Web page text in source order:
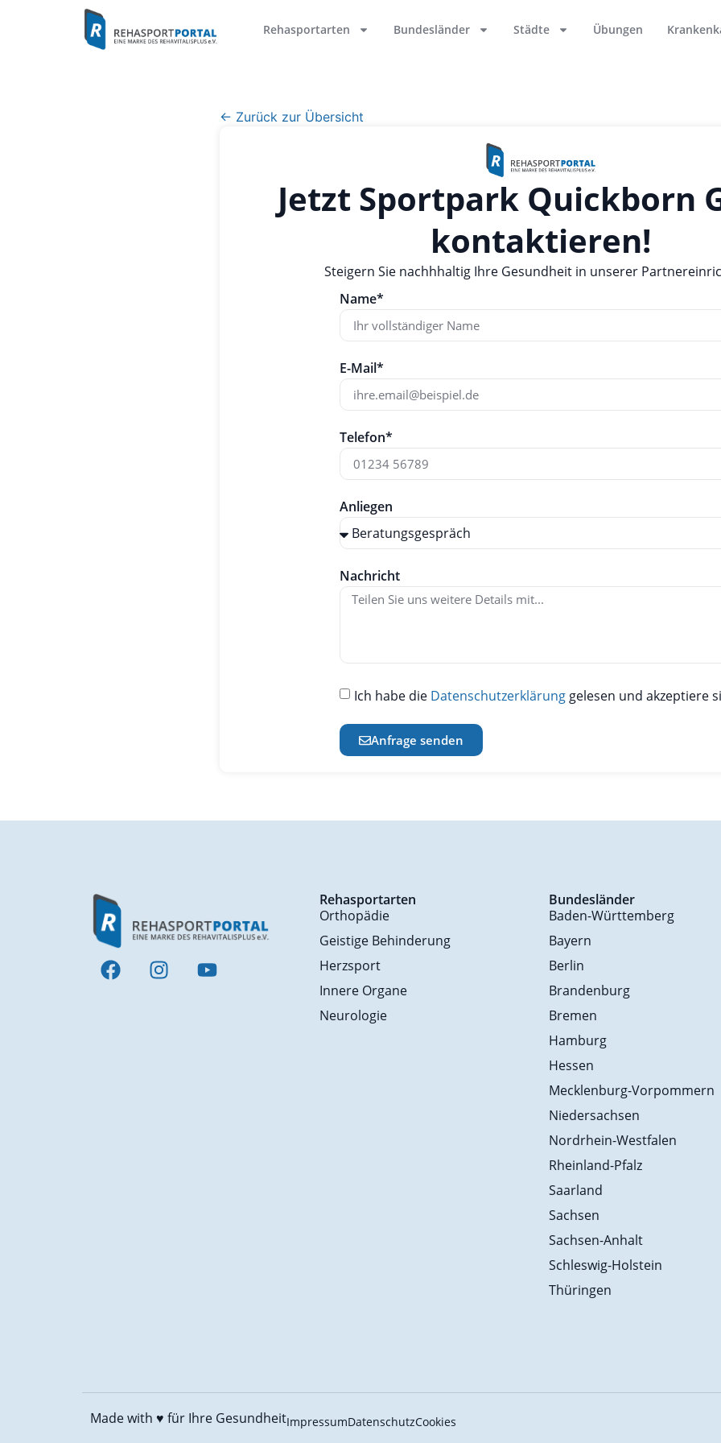
Rehasportarten Bundesländer Städte Übungen
← Zurück zur Übersicht
Jetzt Sportpark Quickborn
kontaktieren!
Steigern Sie nachhhaltig Ihre Gesundheit in unserer
Name*
E-Mail*
Telefon*
Anliegen
Nachricht
Ich habe die Datenschutzerklärung gelesen und akzeptiere
Anfrage senden
Rehasportarten
Orthopädie
Geistige Behinderung
Herzsport
Innere Organe
Neurologie
Bundesländer
Baden-Württemberg
Bayern
Berlin
Brandenburg
Bremen
Hamburg
Hessen
Mecklenburg-Vorpommern
Niedersachsen
Nordrhein-Westfalen
Rheinland-Pfalz
Saarland
Sachsen
Sachsen-Anhalt
Schleswig-Holstein
Thüringen
Made with ♥️ für Ihre GesundheitImpressumDatenschutzCookies